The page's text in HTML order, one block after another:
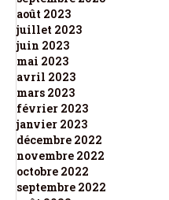
août 2023
juillet 2023
juin 2023
mai 2023
avril 2023
mars 2023
février 2023
janvier 2023
décembre 2022
novembre 2022
octobre 2022
septembre 2022